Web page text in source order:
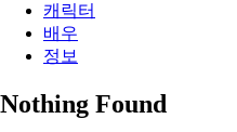
캐릭터
배우
정보
Nothing Found